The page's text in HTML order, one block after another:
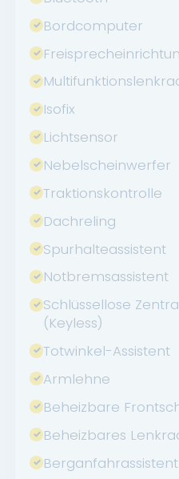
Bordcomputer
Isofix
Lichtsensor
Nebelscheinwerfer
Traktionskontrolle
Dachreling
Spurhalteassistent
Notbremsassistent
Schlüssellose
(Keyless)
Totwinkel-Assistent
Armlehne
Beheizbare
Beheizbares
Berganfahrassistent